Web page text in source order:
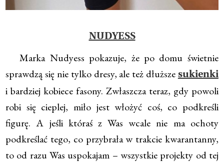
NUDYESS
Marka Nudyess pokazuje, że po domu świetnie
sprawdzą się nie tylko dresy, ale też dłuższe sukienki
i bardziej kobiece fasony. Zwłaszcza teraz, gdy powoli
robi się cieplej, miło jest włożyć coś, co podkreśli
figurę. A jeśli któraś z Was wcale nie ma ochoty
podkreślać tego, co przybrała w trakcie kwarantanny,
to od razu Was uspokajam – wszystkie projekty od tej